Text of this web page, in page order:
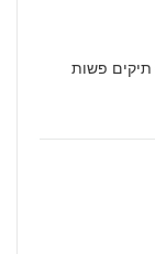
תיקים פשות